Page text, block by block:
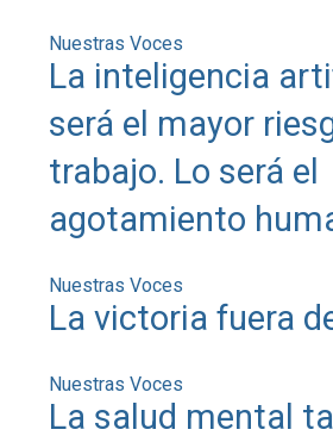
Nuestras Voces
La inteligencia
será el mayor
trabajo. Lo será el
agotamiento
Nuestras Voces
La victoria fuera
Nuestras Voces
La salud mental